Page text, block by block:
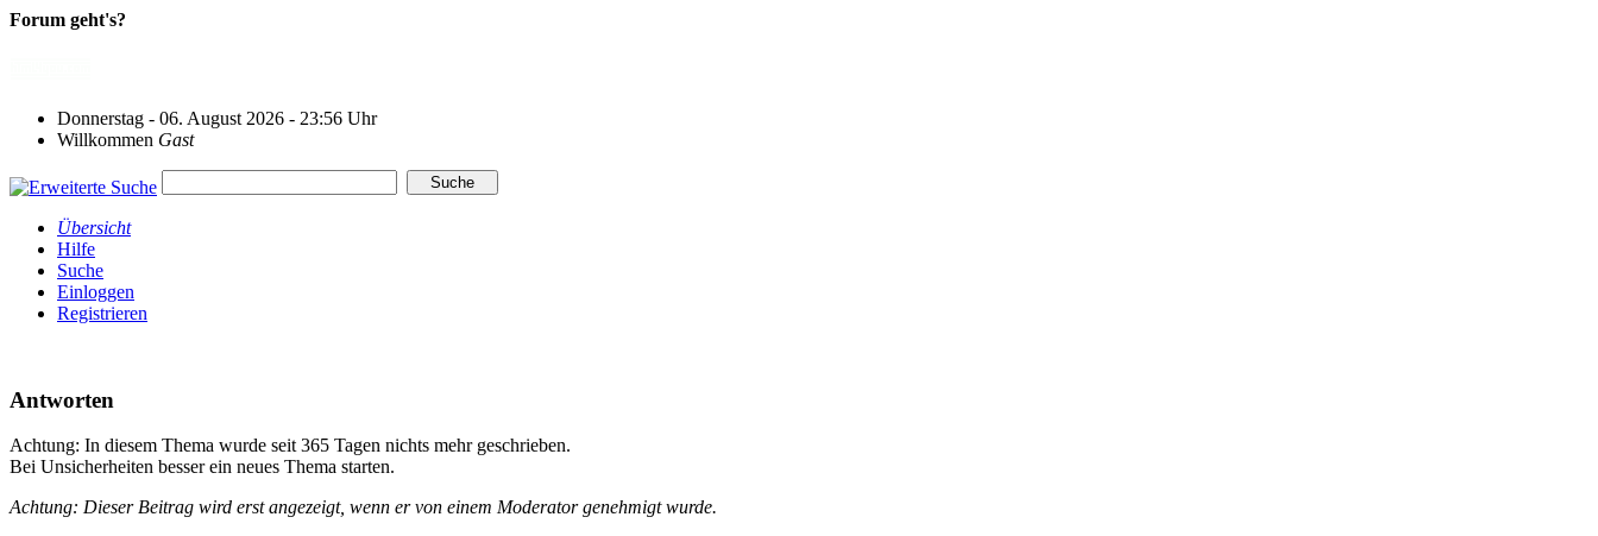
Forum geht's?
Donnerstag - 06. August 2026 - 23:56 Uhr
Willkommen Gast
Übersicht
Hilfe
Suche
Einloggen
Registrieren
Antworten
Achtung: In diesem Thema wurde seit 365 Tagen nichts mehr geschrieben.
Bei Unsicherheiten besser ein neues Thema starten.
Achtung: Dieser Beitrag wird erst angezeigt, wenn er von einem Moderator genehmigt wurde.